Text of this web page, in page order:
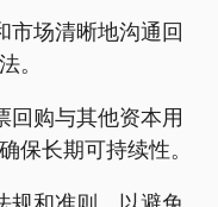
市场清晰地沟通回
。
回购与其他资本用
保长期可持续性。